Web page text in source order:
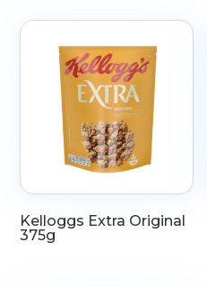
Kelloggs Extra Original
375g